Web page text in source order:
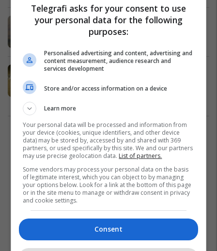
Piktura më e keqkuptuar e JMW
Turnerit
Në luftën tregtare të Trumpit, Kina
luajtur
1
Telegrafi asks for your consent to use
your personal data for the following
purposes:
Personalised advertising and content, advertising and
content measurement, audience research and
services development
Store and/or access information on a device
Learn more
Your personal data will be processed and information from
your device (cookies, unique identifiers, and other device
data) may be stored by, accessed by and shared with 369
partners, or used specifically by this site. We and our partners
may use precise geolocation data. List of partners.
Some vendors may process your personal data on the basis
of legitimate interest, which you can object to by managing
your options below. Look for a link at the bottom of this page
or in the site menu to manage or withdraw consent in privacy
and cookie settings.
Consent